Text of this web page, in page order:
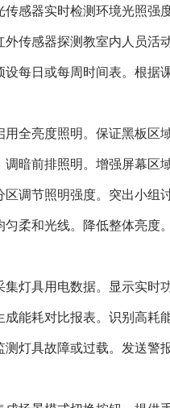
传感器实时检测环境光照强
外传感器探测教室内人员活
设每日或每周时间表。根据
用全亮度照明。保证黑板区
调暗前排照明。增强屏幕区
区调节照明强度。突出小组
匀柔和光线。降低整体亮度
集灯具用电数据。显示实时
成能耗对比报表。识别高耗
测灯具故障或过载。发送警